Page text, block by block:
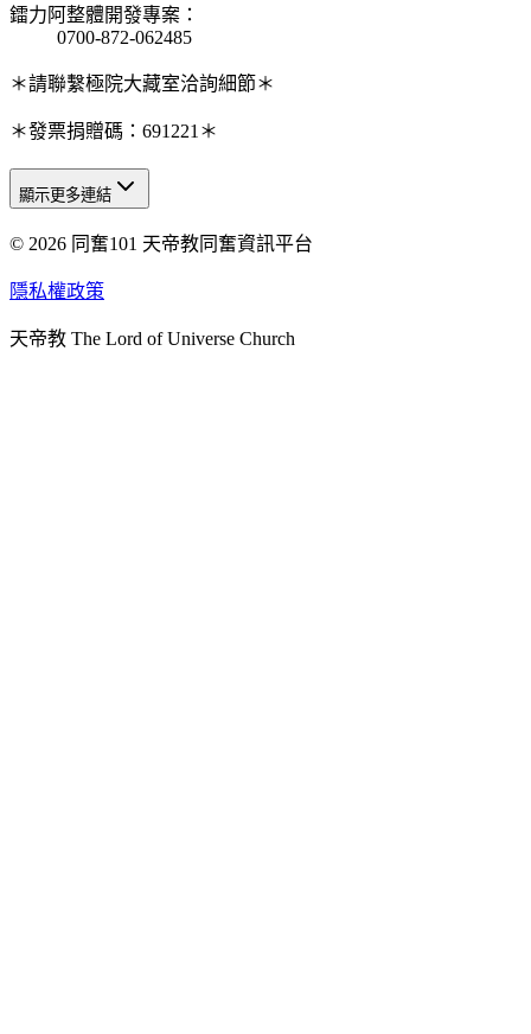
鐳力阿整體開發專案 ：
0700-872-062485
＊請聯繫極院大藏室洽詢細節＊
＊發票捐贈碼：691221＊
天人研究總院
天人研究學院
天人炁功院
顯示更多連結
© 2026 同奮101 天帝教同奮資訊平台
隱私權政策
天帝教 The Lord of Universe Church